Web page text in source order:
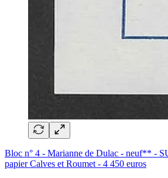
Bloc n° 4 - Marianne de Dulac - neuf** -
papier Calves et Roumet - 4 450 euros